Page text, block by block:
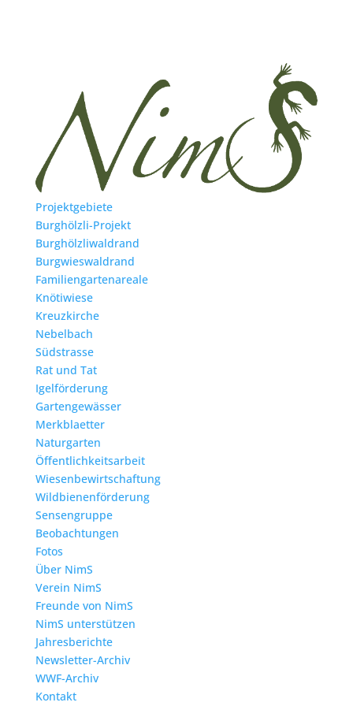
Projektgebiete
Burghölzli-Projekt
Burghölzliwaldrand
Burgwieswaldrand
Familiengartenareale
Knötiwiese
Kreuzkirche
Nebelbach
Südstrasse
Rat und Tat
Igelförderung
Gartengewässer
Merkblaetter
Naturgarten
Öffentlichkeitsarbeit
Wiesenbewirtschaftung
Wildbienenförderung
Sensengruppe
Beobachtungen
Fotos
Über NimS
Verein NimS
Freunde von NimS
NimS unterstützen
Jahresberichte
Newsletter-Archiv
WWF-Archiv
Kontakt